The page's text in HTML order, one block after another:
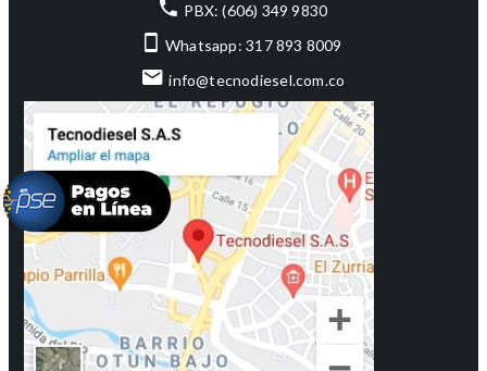
PBX: (606) 349 9830
Whatsapp: 317 893 8009
info@tecnodiesel.com.co